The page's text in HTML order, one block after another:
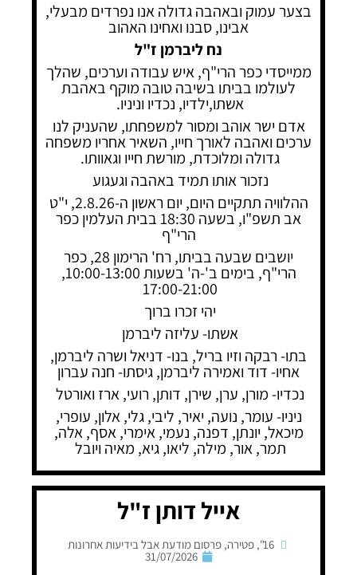
בצער עמוק ובאהבה גדולה אנו נפרדים מבעלי,
אבינו, סבנו ואחינו האהוב
נח ליברמן ז"ל
ממייסדי כפר הרי"ף, איש עבודה וערכים, שהלך
לעולמו בביתו בשיבה טובה מוקף באהבת
אשתו,ילדיו, נכדיו וניניו.
אדם ישר אוהב ומסור למשפחתו, שהעניק לנו
ערכים ואהבה לאורך חייו, השאיר אחריו משפחה
גדולה ומלוכדת, מורשת חייו וגאוותו.
נזכור אותו תמיד באהבה וגעגוע
ההלוויה תתקיים היום, יום ראשון ה-2.8.26, י"ט
אב תשפ"ו, בשעה 18:30 בבית העלמין כפר
הרי"ף
יושבים שבעה בביתו, רח' הרימון 28, כפר
הרי"ף, בימים ב'-ה' בשעות 10:00-13:00,
17:00-21:00
יהי זכרו ברוך
אשתו- עליזה ליברמן
בתו- רבקה וזיו בריל, בנו- דניאל ושרה ליברמן,
אחיו- דוד ואמירה ליברמן, גיסתו- חנה עברון
נכדיו- מורן, ערן, שירן, דותן, רועי, ארז ואורטל
ניניו- עומר, נועה, יאיר, ליבי, גלי, אלון, עופרי,
מיכאל, יונתן, דפנה, נעמי, אימרי, אסף, אלה,
תמר, אור, מילה, ליאו, גיא, מאיה ויובל
אייל דותן ז"ל
16"
, פטירה, פרסום מודעת אבל בידיעות אחרונות
31/07/2026